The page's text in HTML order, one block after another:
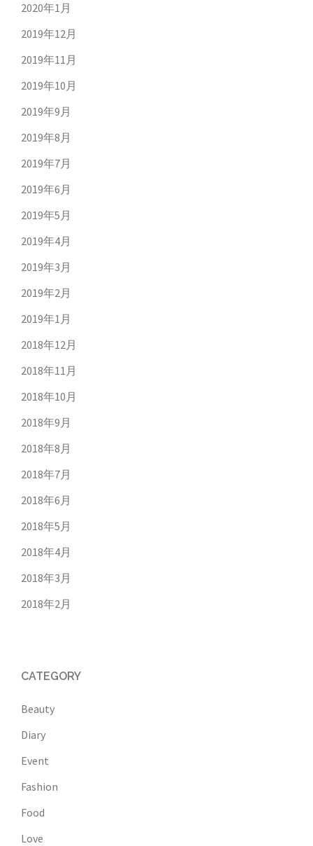
2020年1月
2019年12月
2019年11月
2019年10月
2019年9月
2019年8月
2019年7月
2019年6月
2019年5月
2019年4月
2019年3月
2019年2月
2019年1月
2018年12月
2018年11月
2018年10月
2018年9月
2018年8月
2018年7月
2018年6月
2018年5月
2018年4月
2018年3月
2018年2月
CATEGORY
Beauty
Diary
Event
Fashion
Food
Love